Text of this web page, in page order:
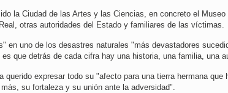
la Ciudad de las Artes y las Ciencias, en concreto el
otras autoridades del Estado y familiares de las víctimas.
en uno de los desastres naturales "más devastadores
que detrás de cada cifra hay una historia, una familia, una
querido expresar todo su "afecto para una tierra hermana que
su fortaleza y su unión ante la adversidad".